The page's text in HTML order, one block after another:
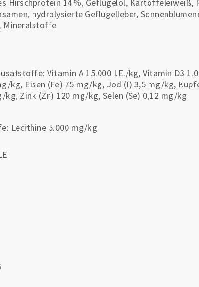
Hirschprotein 14 %, Geflügelöl, Kartoffeleiweiß,
hydrolysierte Geflügelleber,
Mineralstoffe
Vitamin A 15.000 I.E./kg, Vitamin D3
kg, Eisen (Fe) 75 mg/kg, Jod (I) 3,5 mg/kg,
kg, Zink (Zn) 120 mg/kg, Selen (Se) 0,12 mg/kg
Lecithine 5.000 mg/kg